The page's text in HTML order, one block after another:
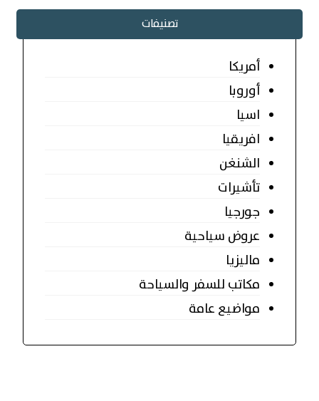
تصنيفات
أمريكا
أوروبا
اسيا
افريقيا
الشنغن
تأشيرات
جورجيا
عروض سياحية
ماليزيا
مكاتب للسفر والسياحة
مواضيع عامة